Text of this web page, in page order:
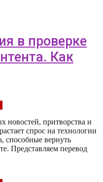
в проверке
Как
новостей, притворства и
спрос на технологии
способные вернуть
Представляем перевод